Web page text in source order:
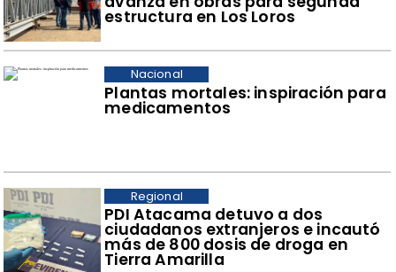
estructura en Los Loros
Plantas mortales: inspiración para
medicamentos
Nacional
​PDI Atacama detuvo a dos
ciudadanos extranjeros e incautó
más de 800 dosis de droga en
Tierra Amarilla
Regional